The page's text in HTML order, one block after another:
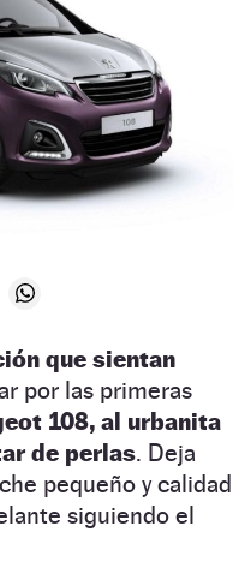
que sientan
por las primeras
108, al urbanita
de perlas. Deja
pequeño y calidad
siguiendo el